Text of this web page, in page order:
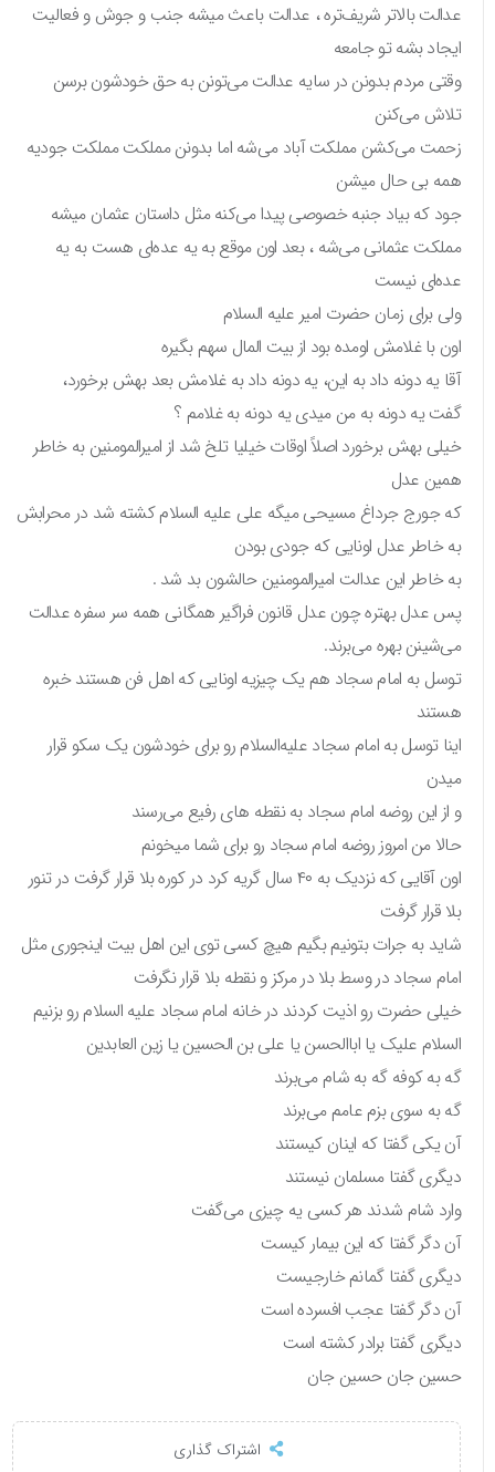
عدالت بالاتر شریف‌تره ، عدالت باعث میشه جنب و جوش و فعالیت
ایجاد بشه تو جامعه
وقتی مردم بدونن در سایه عدالت می‌تونن به حق خودشون برسن
تلاش می‌کنن
زحمت می‌کشن مملکت آباد می‌شه اما بدونن مملکت مملکت جودیه
همه بی حال میشن
جود که بیاد جنبه خصوصی پیدا می‌کنه مثل داستان عثمان میشه
مملکت عثمانی می‌شه ، بعد اون موقع به یه عده‌ای هست به یه
عده‌ای نیست
ولی برای زمان حضرت امیر علیه السلام
اون با غلامش اومده بود از بیت المال سهم بگیره
آقا یه دونه داد به این، یه دونه داد به غلامش بعد بهش برخورد،
گفت یه دونه به من میدی یه دونه به غلامم ؟
خیلی بهش برخورد اصلاً اوقات خیلیا تلخ شد از امیرالمومنین به خاطر
همین عدل
که جورج جرداغ مسیحی میگه علی علیه السلام کشته شد در محرابش
به خاطر عدل اونایی که جودی بودن
به خاطر این عدالت امیرالمومنین حالشون بد شد .
پس عدل بهتره چون عدل قانون فراگیر همگانی همه سر سفره عدالت
می‌شینن بهره می‌برند.
توسل به امام سجاد هم یک چیزیه اونایی که اهل فن هستند خبره
هستند
اینا توسل به امام سجاد عليه‌السلام رو برای خودشون یک سکو قرار
میدن
و از این روضه امام سجاد به نقطه های رفیع می‌رسند
حالا من امروز روضه امام سجاد رو برای شما میخونم
اون آقایی که نزدیک به ۴۰ سال گریه کرد در کوره بلا قرار گرفت در تنور
بلا قرار گرفت
شاید به جرات بتونیم بگیم هیچ کسی توی این اهل بیت اینجوری مثل
امام سجاد در وسط بلا در مرکز و نقطه بلا قرار نگرفت
خیلی حضرت رو اذیت کردند در خانه امام سجاد علیه السلام رو بزنیم
السلام علیک یا اباالحسن یا علی بن الحسین یا زین العابدین
گه به کوفه گه به شام می‌برند
گه به سوی بزم عامم می‌برند
آن یکی گفتا که اینان کیستند
دیگری گفتا مسلمان نیستند
وارد شام شدند هر کسی یه چیزی می‌گفت
آن دگر گفتا که این بیمار کیست
دیگری گفتا گمانم خارجیست
آن دگر گفتا عجب افسرده است
دیگری گفتا برادر کشته است
حسین جان حسین جان
اشتراک گذاری